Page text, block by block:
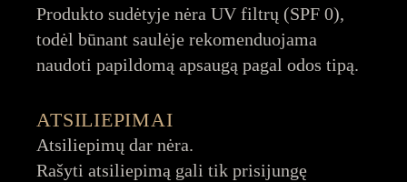
Produkto sudėtyje nėra UV filtrų (SPF 0),
todėl būnant saulėje rekomenduojama
naudoti papildomą apsaugą pagal odos tipą.
ATSILIEPIMAI
Atsiliepimų dar nėra.
Rašyti atsiliepimą gali tik prisijungę